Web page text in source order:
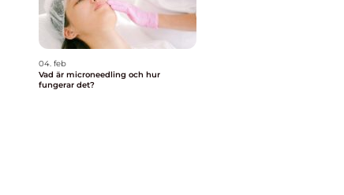
04. feb
Vad är microneedling och hur
fungerar det?